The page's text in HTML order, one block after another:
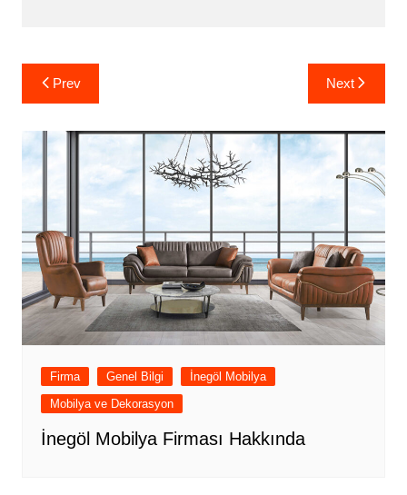
Yazı
gezinmesi
Prev Next
Firma Genel Bilgi
İnegöl Mobilya
Mobilya ve Dekorasyon
İnegöl Mobilya Firması Hakkında